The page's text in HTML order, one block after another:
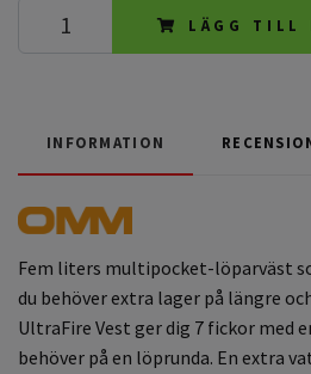
LÄGG TILL
INFORMATION
Fem liters multipocket-löparväst
du behöver extra lager på längre
UltraFire Vest ger dig 7 fickor med
behöver på en löprunda. En extra